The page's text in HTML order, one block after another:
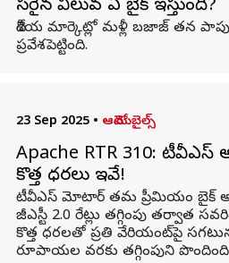
సరైన విలువ ఏ బైక్ ఇస్తుంది?
దేశీయ మార్కెట్లో మళ్లీ బజాజ్ తన
ప్రవేశపెట్టింది.
23 Sep 2025 • ఆటోమొబైల్స్
Apache RTR 310: టీవీఎస్‌
కొత్త ధరలు ఇవే!
టీవీఎస్‌ మోటార్‌ తమ ప్రీమియం బైక్‌
జీఎస్టీ 2.0 రేట్లు తగ్గింపు తర్వాత
కొత్త ధరలతో ప్రతి వేరియంట్‌పై సగటున
రూపాయల వరకు తగ్గింపుని